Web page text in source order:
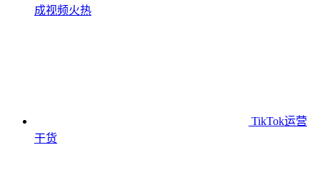
成视频火热
TikTok运营
干货